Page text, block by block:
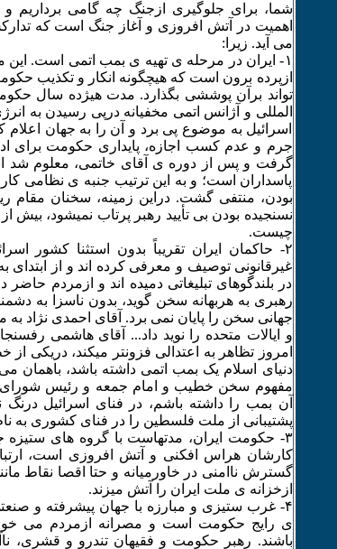
شما، برای جلوگیری ازجنگ چه گامی برداریم و
اهمیت در آتش افروزی و آغاز جنگ است که
می آید. زیرا:
۱- ایران در مرحله ی تهیه ی بمب اتمی است.
ازپرده برون است که هیچگونه انکار و تکذیب
تواند برآن پوششی بگذارد. مدت هیژده سال
المللی و آژانس اتمی مخفیانه درپی رسیدن به
اسرائیل به موضوع پی برد و آن را به جهان
جرم و عدم کسب اجازه، پایداری حکومت برای
گرفت و پس از دوره ی آقای خاتمی، معلوم شد
پاسداران است؛ و به این ترتیب جنبه ی نظامی
بودن، منتفی گشت. دراین زمینه، سخنان مقام
نسنجیده بودن بی تأیید رهبر پرتاب نمیشود،
چیست.
۲- حاکمان ایران تقریباً بدون استثنا کشور
غیرقانونی توصیف و معرفی کرده اند و از
در بلندگوهای تبلیغاتی دمیده اند و ازمردم
رهبری به هربهانه سخن گوید، بدون ناسزا به
جهانی سخن را پایان نمی برد. آقای احمدی نژاد به
و ایالات متحده را نوید داد... آقای هاشمی
امروز تظاهر به اعتدالی فزونتر میکند، دریکی
دنیای اسلام یک بمب اتمی داشته باشد، باهمان
مفهوم سخن خطیب و امام جمعه و رئیس
آن بمب را داشته باشم، در فنای اسرائیل درنگ
پشتیبانی از ملت فلسطین را در فنای کشوری به
٣- حکومت ایران، مدتهاست با گروه های
کارشان هراس افکنی و آتش افروزی است،
گسترش ناامنی در خاورمیانه و حتا اقصا نقاط
ازخزانه ی ملت ایران را آتش میزند.
۴- غرب ستیزی و مبارزه با جهان پیشرفته و
ی رایج حکومت است و مصرانه ازمردم می
باشند. رهبر حکومت و فقیهان تندرو و قشری،